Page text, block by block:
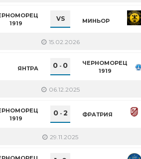
1919
VS МИНЬОР
15.02.2026
ЯНТРА 0 - 0
ЧЕРНОМОРЕЦ
1919
06.12.2025
1919
0- 2 ФРАТРИЯ
29.11.2025